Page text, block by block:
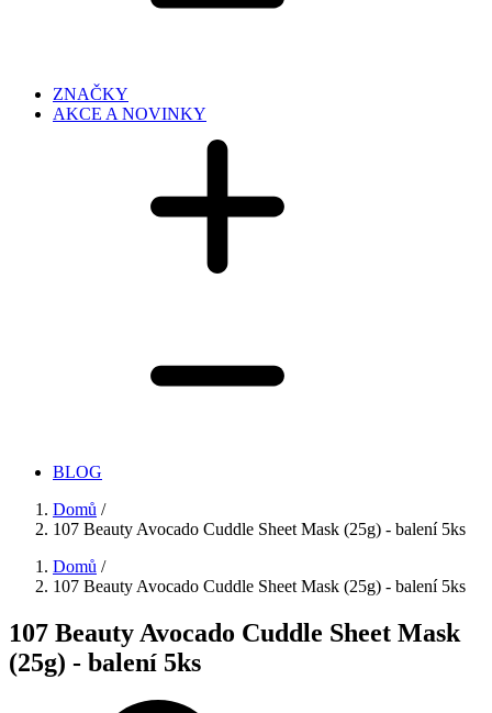
ZNAČKY
AKCE A NOVINKY
BLOG
Domů /
107 Beauty Avocado Cuddle Sheet Mask (25g) - balení 5ks
Domů /
107 Beauty Avocado Cuddle Sheet Mask (25g) - balení 5ks
107 Beauty Avocado Cuddle Sheet Mask
(25g) - balení 5ks